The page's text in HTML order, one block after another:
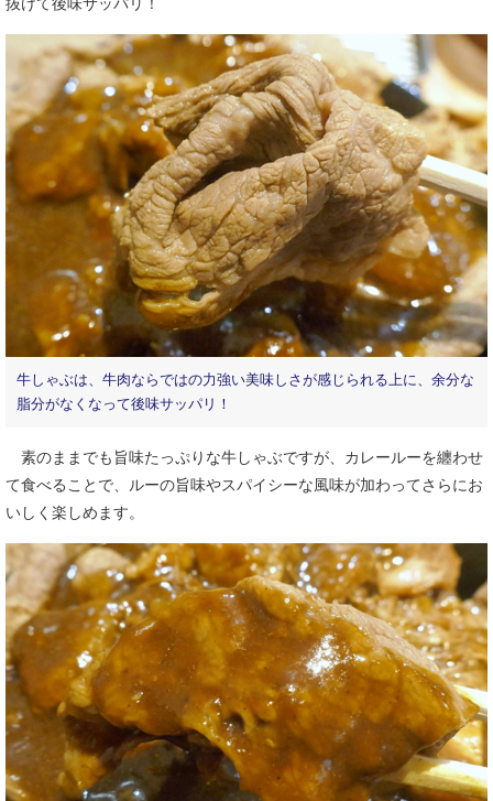
抜けて後味サッパリ！
牛しゃぶは、牛肉ならではの力強い美味しさが感じられる上に、余分な
脂分がなくなって後味サッパリ！
素のままでも旨味たっぷりな牛しゃぶですが、カレールーを纏わせ
て食べることで、ルーの旨味やスパイシーな風味が加わってさらにお
いしく楽しめます。